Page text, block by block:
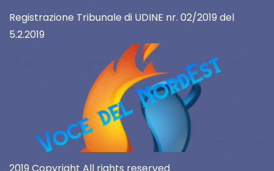
Registrazione Tribunale di UDINE nr. 02/2019 del
5.2.2019
2019 Copyright All rights reserved